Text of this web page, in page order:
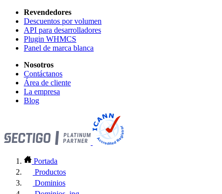
Revendedores
Descuentos por volumen
API para desarrolladores
Plugin WHMCS
Panel de marca blanca
Nosotros
Contáctanos
Área de cliente
La empresa
Blog
Portada
Productos
Dominios